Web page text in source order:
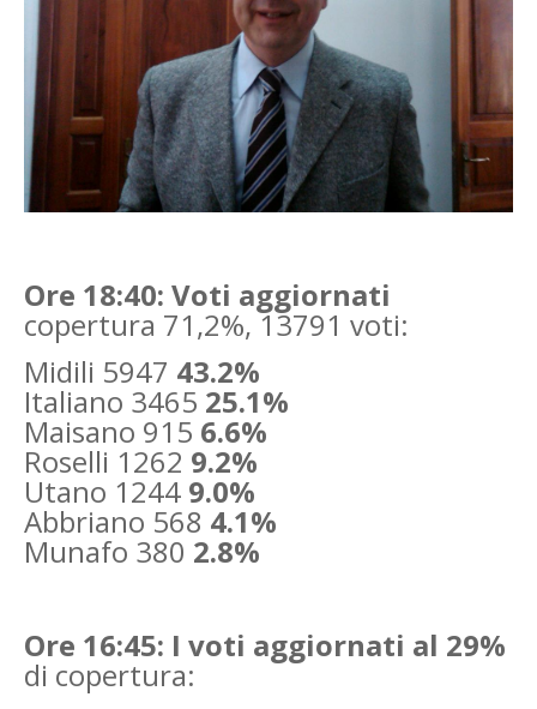
Ore 18:40: Voti aggiornati
copertura 71,2%, 13791 voti:
Midili 5947 43.2%
Italiano 3465 25.1%
Maisano 915 6.6%
Roselli 1262 9.2%
Utano 1244 9.0%
Abbriano 568 4.1%
Munafo 380 2.8%
Ore 16:45: I voti aggiornati al 29%
di copertura: